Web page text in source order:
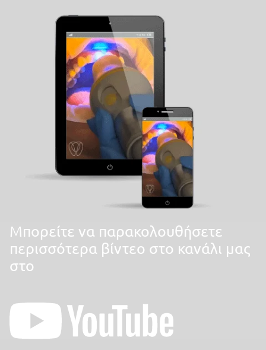
Mπορείτε να παρακολουθήσετε
περισσότερα βίντεο στο κανάλι μας
στο